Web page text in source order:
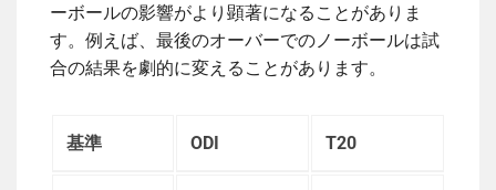
ーボールの影響がより顕著になることがありま
す。例えば、最後のオーバーでのノーボールは試
合の結果を劇的に変えることがあります。
基準 ODI T20